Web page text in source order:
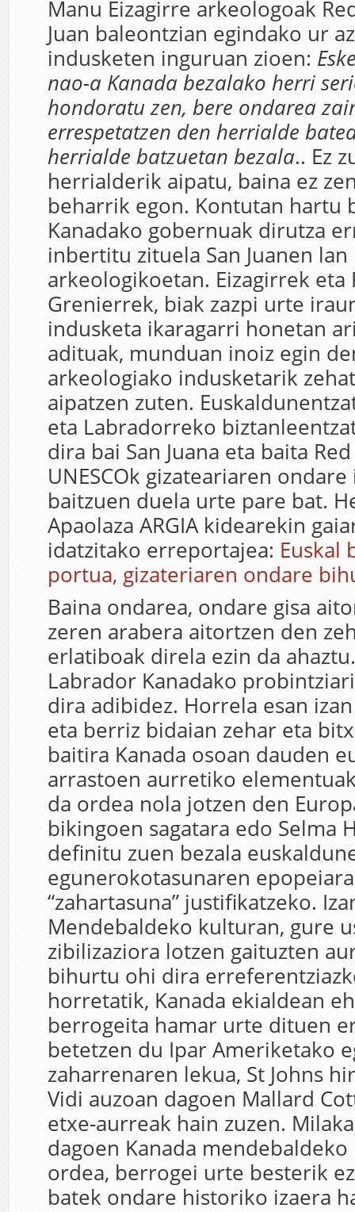
Manu Eizagirre arkeologoak
Juan baleontzian egindako ur
indusketen inguruan zioen:
nao-a Kanada bezalako herri
hondoratu zen, bere ondarea
errespetatzen den herrialde
herrialde batzuetan bezala.. Ez
herrialderik aipatu, baina ez
beharrik egon. Kontutan hartu
Kanadako gobernuak dirutza
inbertitu zituela San Juanen lan
arkeologikoetan. Eizagirrek eta
Grenierrek, biak zazpi urte
indusketa ikaragarri honetan
adituak, munduan inoiz egin
arkeologiako indusketarik
aipatzen zuten.
eta Labradorreko
dira bai San Juana eta baita
UNESCOk gizateariaren
baitzuen duela urte pare bat.
Apaolaza ARGIA kidearekin
idatzitako erreportajea: Euskal
portua, gizateriaren ondare
Baina ondarea, ondare gisa
zeren arabera aitortzen den
erlatiboak direla ezin da
Labrador Kanadako
dira adibidez. Horrela esan
eta berriz bidaian zehar eta
baitira Kanada osoan dauden
arrastoen aurretiko
da ordea nola jotzen den
bikingoen sagatara edo Selma
definitu zuen bezala
egunerokotasunaren
“zahartasuna” justifikatzeko.
Mendebaldeko kulturan, gure
zibilizaziora lotzen gaituzten
bihurtu ohi dira
horretatik, Kanada ekialdean
berrogeita hamar urte dituen
betetzen du Ipar Ameriketako
zaharrenaren lekua, St Johns
Vidi auzoan dagoen Mallard
etxe-aurreak hain zuzen.
dagoen Kanada
ordea, berrogei urte besterik
batek ondare historiko izaera